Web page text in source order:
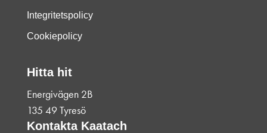
Integritetspolicy
Cookiepolicy
Hitta hit
Energivägen 2B
135 49 Tyresö
Kontakta Kaatach